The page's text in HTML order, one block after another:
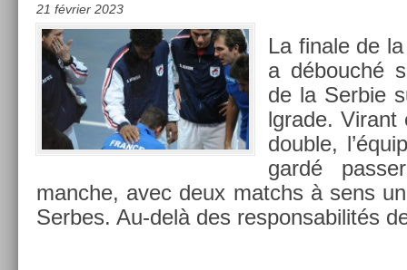
21 février 2023
La fin­ale de
a débouché
de la Ser­bie
lgrade. Virant
doub­le,
gardé
manche, avec deux matchs à sens
Ser­bes. Au-delà des re­spon­sabilités